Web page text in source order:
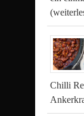
Chilli